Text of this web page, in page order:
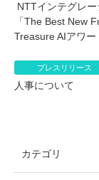
NTTインテグレ
「The Best New
Treasure AIアワ
プレスリリース
人事について
カテゴリ